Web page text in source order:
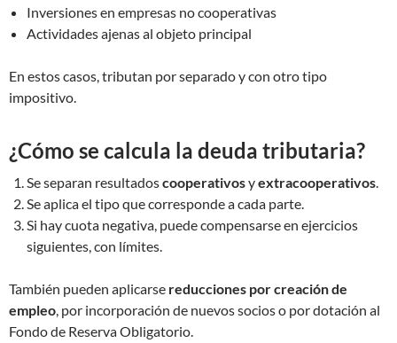
Inversiones en empresas no cooperativas
Actividades ajenas al objeto principal
En estos casos, tributan por separado y con otro tipo
impositivo.
¿Cómo se calcula la deuda tributaria?
Se separan resultadoscooperativosyextracooperativos.
Se aplica el tipo que corresponde a cada parte.
Si hay cuota negativa, puede compensarse en ejercicios
siguientes, con límites.
También pueden aplicarse reducciones por creación de
empleo, por incorporación de nuevos socios o por dotación al
Fondo de Reserva Obligatorio.